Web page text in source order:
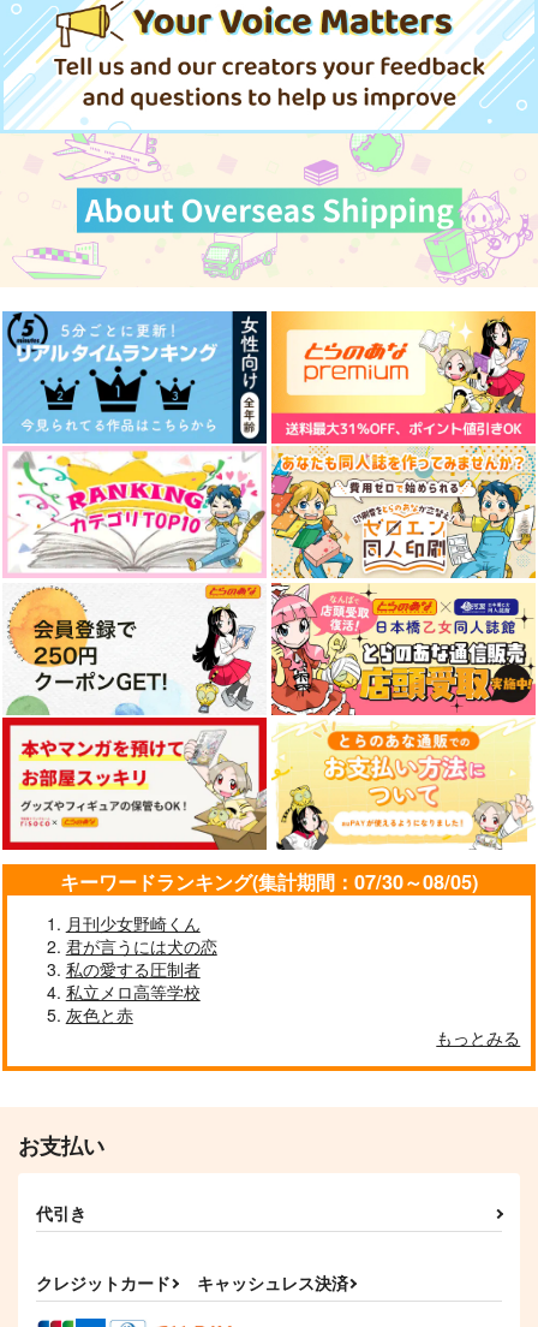
東巻概念マスキングテ
ープ
コビトノユメ
770円 （税込）
東堂尽八
サンプル
作品詳細
満天のぼくら
たんぽぽ長屋三丁目
550円（税込）
マックス×カート
作品詳細
【恋情】という名のバ
グ
裏の裏は表
472円（税込）
マックス×カート
作品詳細
Waiting for you.
ねずみ工房
1,430円（税込）
エース×デュース
サンプル
作品詳細
TONARI NO FUTARI
CALAWAY
550円（税込）
稲葉江×富田江
サンプル
作品詳細
キーワードランキング(集計期間：07/30～08/05)
月刊少女野崎くん
君が言うには犬の恋
私の愛する圧制者
私立メロ高等学校
灰色と赤
もっとみる
お支払い
代引き
クレジットカード キャッシュレス決済